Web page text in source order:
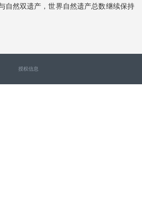
自然双遗产，世界自然遗产总数继续保持
授权信息